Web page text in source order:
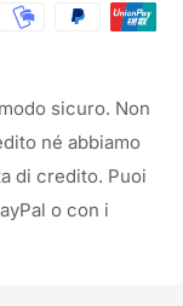
sicuro. Non
né abbiamo
di credito. Puoi
o con i